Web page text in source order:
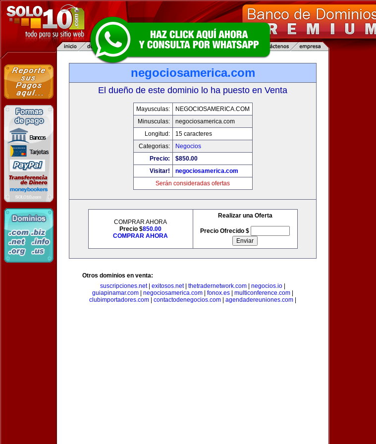
negociosamerica.com
El dueño de este dominio lo ha puesto en Venta
Mayusculas:
NEGOCIOSAMERICA.COM
Minusculas:
negociosamerica.com
Longitud:
15 caracteres
Categorias:
Negocios
Precio:
$850.00
Visitar!
negociosamerica.com
Serán consideradas ofertas
COMPRAR AHORA
Precio $850.00
COMPRAR AHORA
Realizar una Oferta
Precio Ofrecido $
Otros dominios en venta:
suscripciones.net| exitosos.net| thetradernetwork.com negocios.io
guiapinamar.com
negociosamerica.com fonox.es multiconference.com
clubimportadores.com
contactodenegocios.com agendadereuniones.com